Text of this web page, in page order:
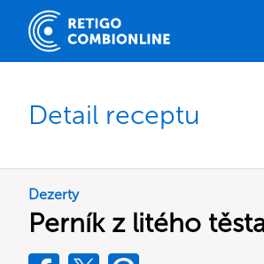
Detail receptu
Dezerty
Perník z litého